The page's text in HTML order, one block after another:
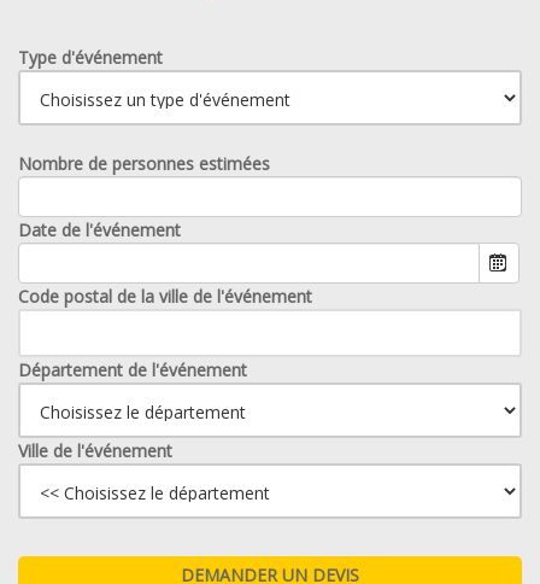
Type d'événement
Nombre de personnes estimées
Date de l'événement
Code postal de la ville de l'événement
Département de l'événement
Ville de l'événement